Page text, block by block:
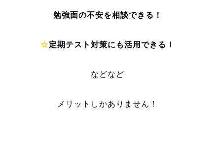
勉強面の不安を相談できる！
☆定期テスト対策にも活用できる！
などなど
メリットしかありません！